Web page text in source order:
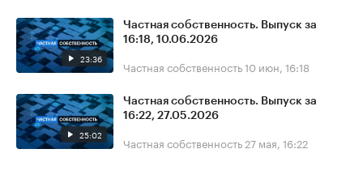
23:36
Частная собственность. Выпуск за
16:18, 10.06.2026
Частная собственность10 июн, 16:18
25:02
Частная собственность. Выпуск за
16:22, 27.05.2026
Частная собственность 27 мая, 16:22